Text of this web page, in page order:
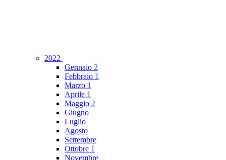
2022
Gennaio 2
Febbraio 1
Marzo 1
Aprile 1
Maggio 2
Giugno
Luglio
Agosto
Settembre
Ottobre 1
Novembre